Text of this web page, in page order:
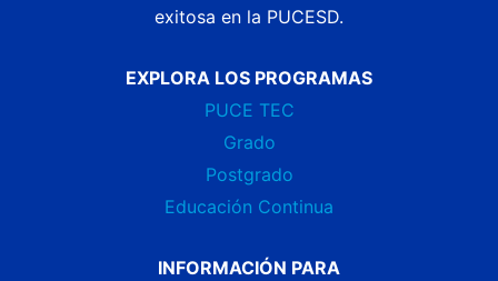
exitosa en la PUCESD.
EXPLORA LOS PROGRAMAS
PUCE TEC
Grado
Postgrado
Educación Continua
INFORMACIÓN PARA